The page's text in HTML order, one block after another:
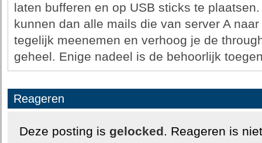
laten bufferen en op USB sticks te
kunnen dan alle mails die van server A
tegelijk meenemen en verhoog je de
geheel. Enige nadeel is de behoorlijk
Reageren
Deze posting is gelocked. Reageren is